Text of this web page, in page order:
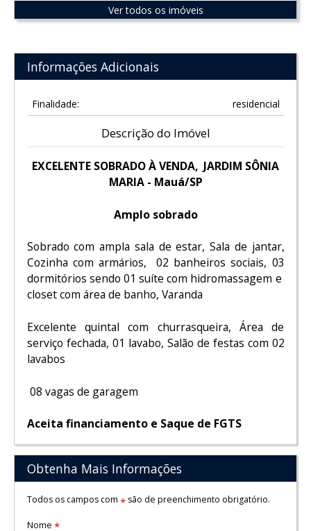
Ver todos os imóveis
Informações Adicionais
Finalidade: residencial
Descrição do Imóvel
EXCELENTE SOBRADO À VENDA, JARDIM SÔNIA
MARIA - Mauá/SP
Amplo sobrado
Sobrado com ampla sala de estar, Sala de jantar,
Cozinha com armários, 02 banheiros sociais, 03
dormitórios sendo 01 suíte com hidromassagem e
closet com área de banho, Varanda
Excelente quintal com churrasqueira, Área de
serviço fechada, 01 lavabo, Salão de festas com 02
lavabos
08 vagas de garagem
Aceita financiamento e Saque de FGTS
Obtenha Mais Informações
Todos os campos com *são de preenchimento obrigatório.
Nome *